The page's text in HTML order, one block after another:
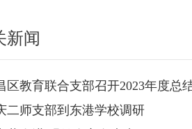
新闻
区教育联合支部召开2023年度总
二师支部到东港学校调研